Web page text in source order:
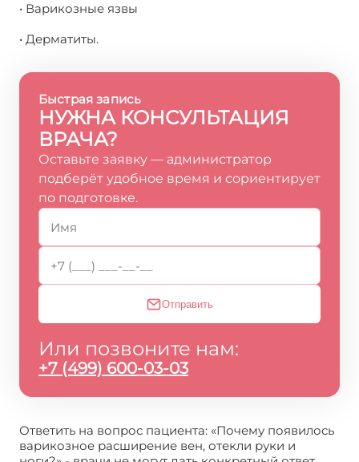
• Варикозные язвы
• Дерматиты.
Быстрая запись
НУЖНА КОНСУЛЬТАЦИЯ
ВРАЧА?
Оставьте заявку — администратор
подберёт удобное время и сориентирует
по подготовке.
Отправить
Или позвоните нам:
+7 (499) 600-03-03
Ответить на вопрос пациента: «Почему появилось
варикозное расширение вен, отекли руки и